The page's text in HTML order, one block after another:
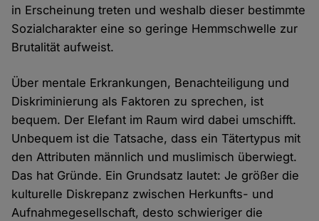
in Erscheinung treten und weshalb dieser bestimmte
Sozialcharakter eine so geringe Hemmschwelle zur
Brutalität aufweist.
Über mentale Erkrankungen, Benachteiligung und
Diskriminierung als Faktoren zu sprechen, ist
bequem. Der Elefant im Raum wird dabei umschifft.
Unbequem ist die Tatsache, dass ein Tätertypus mit
den Attributen männlich und muslimisch überwiegt.
Das hat Gründe. Ein Grundsatz lautet: Je größer die
kulturelle Diskrepanz zwischen Herkunfts- und
Aufnahmegesellschaft, desto schwieriger die